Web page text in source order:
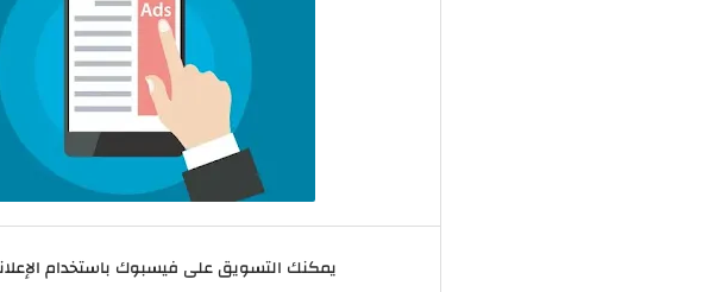
يمكنك التسويق على فيسبوك باستخدام